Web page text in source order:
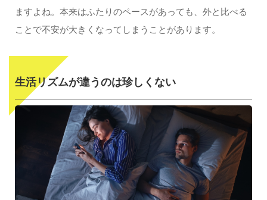
ますよね。本来はふたりのペースがあっても、外と比べる
ことで不安が大きくなってしまうことがあります。
生活リズムが違うのは珍しくない